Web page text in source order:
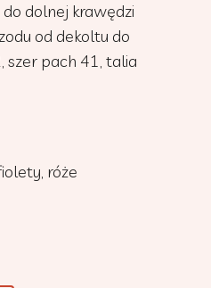
do dolnej krawędzi
od dekoltu do
szer pach 41, talia
róże